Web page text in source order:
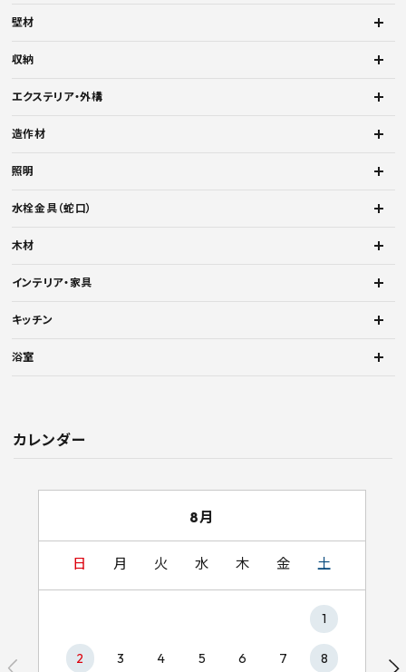
壁材
収納
エクステリア・外構
造作材
照明
水栓金具（蛇口）
木材
インテリア・家具
キッチン
浴室
カレンダー
8月
日 月 火 水 木 金 土
1
2 3 4 5 6 7 8